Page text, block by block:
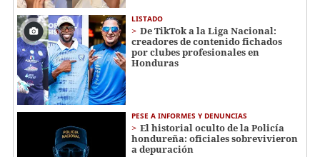
LISTADO
De TikTok a la Liga Nacional:
creadores de contenido fichados
por clubes profesionales en
Honduras
PESE A INFORMES Y DENUNCIAS
El historial oculto de la Policía
hondureña: oficiales sobrevivieron
a depuración